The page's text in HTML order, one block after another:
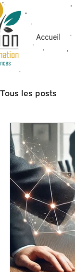
Accueil
Tous les posts
Boite à outils